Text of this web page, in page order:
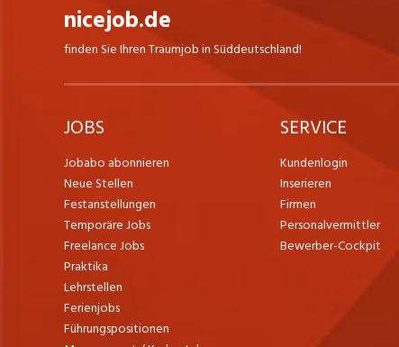
nicejob.de
finden Sie Ihren Traumjob in Süddeutschland!
JOBS
Jobabo abonnieren
Neue Stellen
Festanstellungen
Temporäre Jobs
Freelance Jobs
Praktika
Lehrstellen
Ferienjobs
Führungspositionen
SERVICE
Kundenlogin
Inserieren
Firmen
Personalvermittler
Bewerber-Cockpit